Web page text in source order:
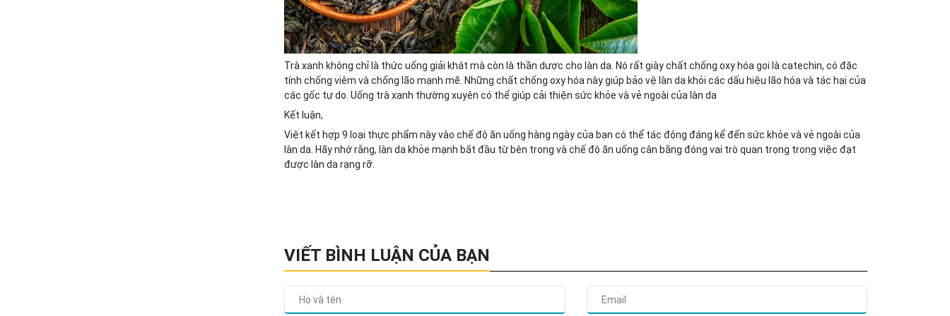
Trà xanh không chỉ là thức uống giải khát mà còn là thần dược cho làn da. Nó rất giày chất chống oxy hóa gọi là catechin, có đặc
tính chống viêm và chống lão mạnh mẽ. Những chất chống oxy hóa này giúp bảo vệ làn da khỏi các dấu hiệu lão hóa và tác hại của
các gốc tự do. Uống trà xanh thường xuyên có thể giúp cải thiện sức khỏe và vẻ ngoài của làn da
Kết luận,
Việt kết hợp 9 loại thực phẩm này vào chế độ ăn uống hàng ngày của bạn có thể tác động đáng kể đến sức khỏe và vẻ ngoài của
làn da. Hãy nhớ rằng, làn da khỏe mạnh bắt đầu từ bên trong và chế độ ăn uống cân bằng đóng vai trò quan trọng trong việc đạt
được làn da rạng rỡ.
VIẾT BÌNH LUẬN CỦA BẠN